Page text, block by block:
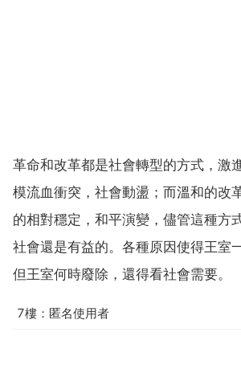
革命和改革都是社會轉型的方式，激
模流血衝突，社會動盪；而溫和的改
的相對穩定，和平演變，儘管這種方
社會還是有益的。各種原因使得王室
但王室何時廢除，還得看社會需要。
7樓：匿名使用者